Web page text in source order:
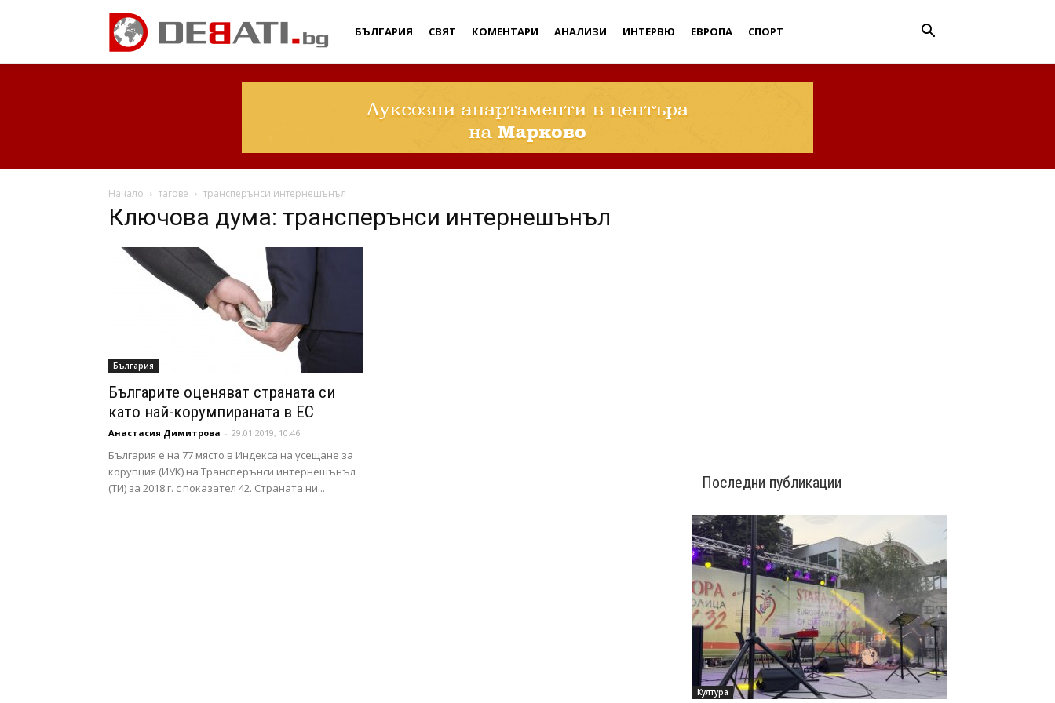
Дебати
БЪЛГАРИЯ СВЯТ КОМЕНТАРИ АНАЛИЗИ ИНТЕРВЮ ЕВРОПА СПОРТ
Начало тагове трансперънси интернешънъл
Ключова дума: трансперънси интернешънъл
България
Българите оценяват страната си
като най-корумпираната в ЕС
Анастасия Димитрова - 29.01.2019, 10:46
България е на 77 място в Индекса на усещане за
корупция (ИУК) на Трансперънси интернешънъл
(ТИ) за 2018 г. с показател 42. Страната ни...
Последни публикации
Култура